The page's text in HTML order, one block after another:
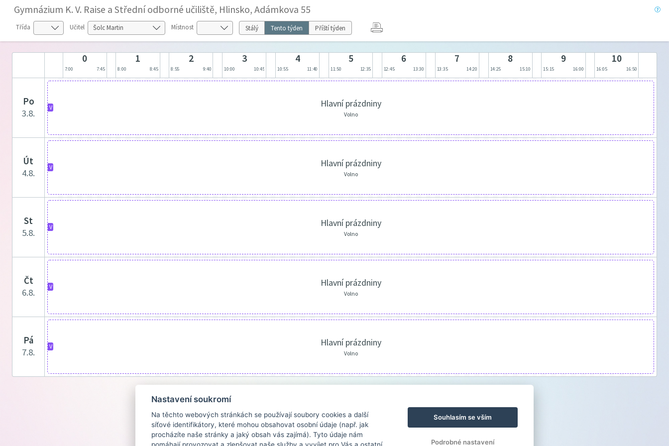
Gymnázium K. V. Raise a Střední odborné učiliště, Hlinsko, Adámkova 55
Třída Učitel Místnost Stálý Tento týden Příští týden
0
7:00 7:45
1
8:00 8:45
2
8:55 9:40
3
10:00 10:45
4
10:55 11:40
5
11:50 12:35
6
12:45 13:30
7
13:35 14:20
8
14:25 15:10
9
15:15 16:00
10
16:05 16:50
po
3.8.
V Hlavní prázdniny
Volno
út
4.8.
V Hlavní prázdniny
Volno
st
5.8.
V Hlavní prázdniny
Volno
čt
6.8.
V Hlavní prázdniny
Volno
pá
7.8.
V Hlavní prázdniny
Volno
Nastavení soukromí
Na těchto webových stránkách se používají soubory cookies a další
síťové identifikátory, které mohou obsahovat osobní údaje (např. jak
procházíte naše stránky a jaký obsah vás zajímá). Tyto údaje nám
Souhlasím se vším
Podrobné nastavení